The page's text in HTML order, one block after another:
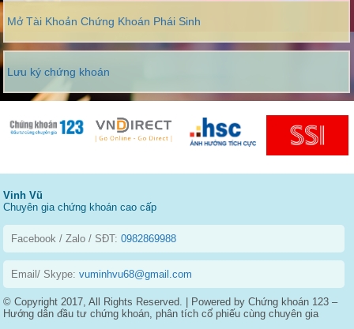
Mở Tài Khoản Chứng Khoán Phái Sinh
Lưu ký chứng khoán
Vinh Vũ
Chuyên gia chứng khoán cao cấp
Facebook / Zalo / SĐT:0982869988
Email/ Skype:vuminhvu68@gmail.com
© Copyright 2017, All Rights Reserved. | Powered by Chứng khoán 123 –
Hướng dẫn đầu tư chứng khoán, phân tích cổ phiếu cùng chuyên gia